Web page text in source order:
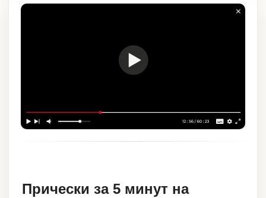
Прически за 5 минут на